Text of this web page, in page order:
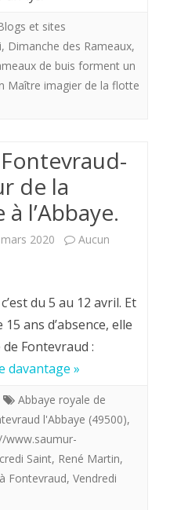
et sites
, Dimanche des Rameaux,
de buis forment un
Maître imagier de la flotte
de la
l’Abbaye.
2020
Aucun
du 5 au 12 avril. Et
ans d’absence, elle
Fontevraud :
davantage »
Abbaye royale de
l'Abbaye (49500),
www.saumur-
Saint, René Martin,
Fontevraud, Vendredi